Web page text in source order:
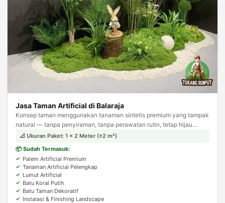
Jasa Taman Artificial di Balaraja
Konsep taman menggunakan tanaman sintetis premium yang tampak
natural — tanpa penyiraman, tanpa perawatan rutin, tetap hijau
sepanjang tahun. Solusi ideal untuk area indoor.
📐 Ukuran Paket: 1 × 2 Meter (±2 m²)
📦 Sudah Termasuk:
Palem Artificial Premium
Tanaman Artificial Pelengkap
Lumut Artificial
Batu Koral Putih
Batu Taman Dekoratif
Instalasi & Finishing Landscape